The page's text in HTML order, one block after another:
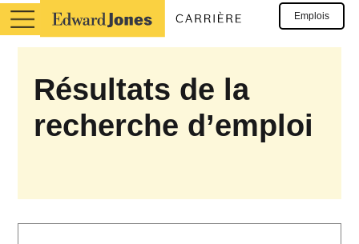
Emplois
Résultats de la
recherche d’emploi